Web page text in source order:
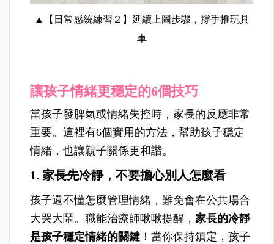
▲【日常感統練習２】延續上圖步驟，撐手推玩具
車
讓孩子情緒更穩定的6個技巧
當孩子發脾氣或情緒失控時，家長的反應非常
重要。這裡有6個實用的方法，幫助孩子穩定
情緒，也讓親子關係更和諧。
1. 家長先冷靜，不要擔心別人怎麼看
孩子還不懂怎麼管理情緒，難免會在公共場合
大哭大鬧。職能治療師啾啾提醒，家長的冷靜
是孩子穩定情緒的關鍵 ！當你保持鎮定，孩子